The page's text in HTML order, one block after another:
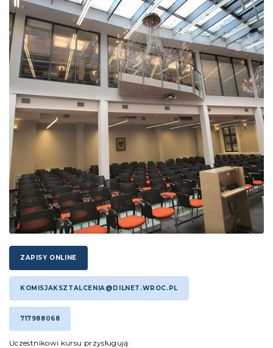
ZAPISY ONLINE
KOMISJAKSZTALCENIA@DILNET.WROC.PL
717988068
Uczestnikowi kursu przysługują: